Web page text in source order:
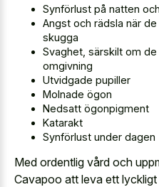
Synförlust på natten
Angst och rädsla när
skugga
Svaghet, särskilt om
omgivning
Utvidgade pupiller
Molnade ögon
Nedsatt ögonpigment
Katarakt
Synförlust under dagen
Med ordentlig vård och
Cavapoo att leva ett